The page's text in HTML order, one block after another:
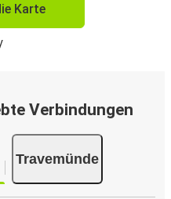
Karte
Verbindungen
Travemünde